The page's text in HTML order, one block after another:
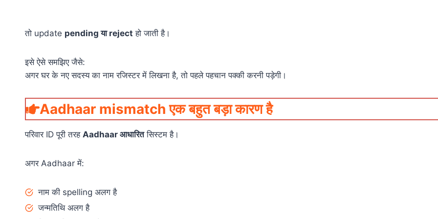
तो update pending या reject हो जाती है।
इसे ऐसे समझिए जैसे:
अगर घर के नए सदस्य का नाम रजिस्टर में लिखना है, तो पहले पहचान पक्की करनी पड़ेगी।
Aadhaar mismatch एक बहुत बड़ा कारण है
परिवार ID पूरी तरह Aadhaar आधारितसिस्टम है।
अगर Aadhaar में:
नाम की spelling अलग है
जन्मतिथि अलग है